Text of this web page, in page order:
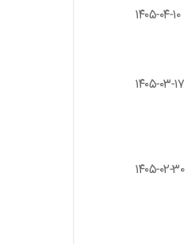
۱۴۰۵-۰۴-۱۰
۱۴۰۵-۰۳-۱۷
۱۴۰۵-۰۲-۳۰